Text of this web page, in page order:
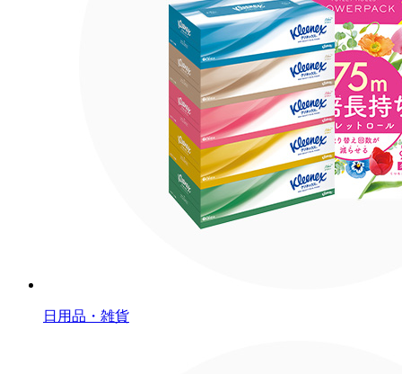
日用品・雑貨